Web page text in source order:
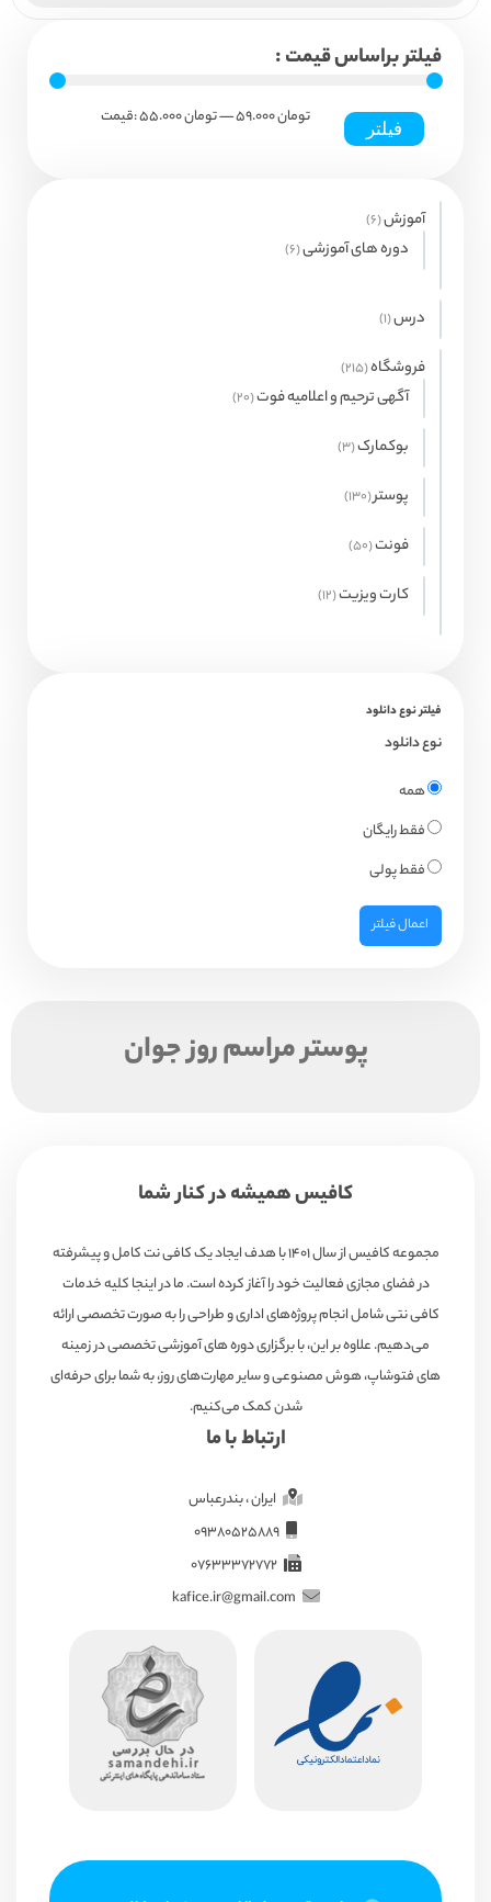
فیلتر براساس قیمت :
حداقل
حداکثر
فیلتر
قیمت: 55.000 تومان— 59.000 تومان
آموزش 6
6
محصول
دوره های آموزشی 6
6
درس 1
1
فروشگاه 215
215
محصول
آگهی ترحیم و اعلامیه فوت 20
20
بوکمارک 3
3
پوستر 130
130
فونت 50
50
کارت ویزیت 12
12
فیلتر نوع دانلود
نوع دانلود
همه
فقط رایگان
فقط پولی
اعمال فیلتر
پوستر مراسم روز جوان
کافیس همیشه در کنار شما
مجموعه کافیس از سال ۱۴۰۱ با هدف ایجاد یک کافی نت کامل و پیشرفته
در فضای مجازی فعالیت خود را آغاز کرده است. ما در اینجا کلیه خدمات
کافی نتی شامل انجام پروژه‌های اداری و طراحی را به صورت تخصصی ارائه
می‌دهیم. علاوه بر این، با برگزاری دوره های آموزشی تخصصی در زمینه
های فتوشاپ، هوش مصنوعی و سایر مهارت‌های روز، به شما برای حرفه‌ای
شدن کمک می‌کنیم.
ارتباط با ما
ایران ، بندرعباس
07633372772